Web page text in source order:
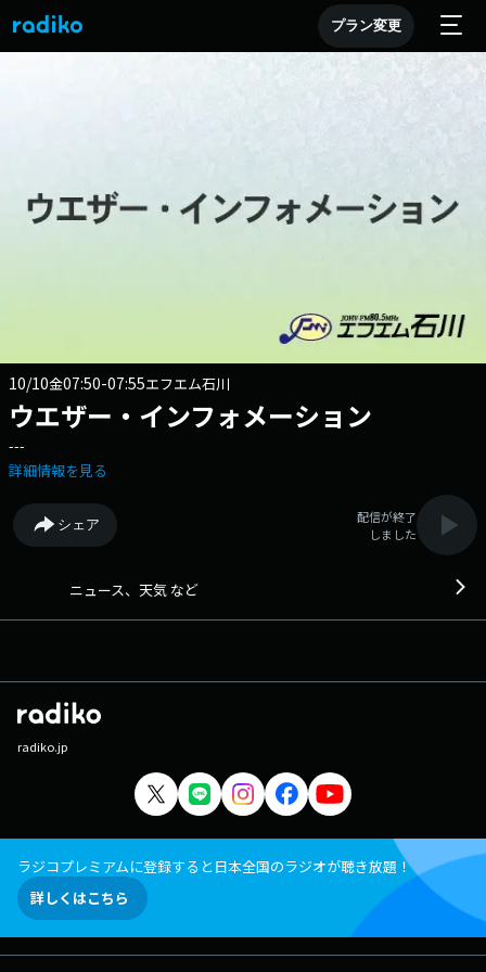
プラン変更
10/10金07:50-07:55エフエム石川
ウエザー・インフォメーション
---
詳細情報を見る
シェア
配信が終了
しました
ニュース、天気 など
radiko.jp
ラジコプレミアムに登録すると日本全国のラジオが聴き放題！
詳しくはこちら